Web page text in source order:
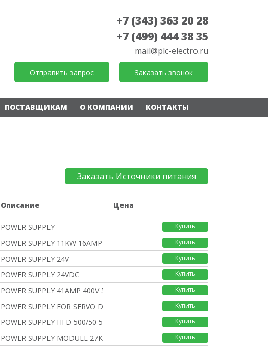
+7 (343) 363 20 28
+7 (499) 444 38 35
mail@plc-electro.ru
Отправить запрос Заказать звонок
ПОСТАВЩИКАМ О КОМПАНИИ КОНТАКТЫ
Заказать Источники питания
Описание Цена
POWER SUPPLY Купить
POWER SUPPLY 11KW 16AMP 380-50 Купить
POWER SUPPLY 24V Купить
POWER SUPPLY 24VDC Купить
POWER SUPPLY 41AMP 400V 50/60H Купить
POWER SUPPLY FOR SERVO DRIVE M Купить
POWER SUPPLY HFD 500/50 50AMP Купить
POWER SUPPLY MODULE 27KW 42AMP Купить